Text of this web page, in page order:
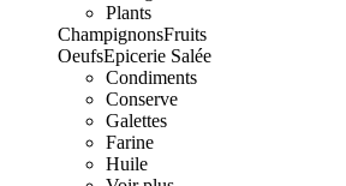
Plants
ChampignonsFruits
OeufsEpicerie Salée
Condiments
Conserve
Galettes
Farine
Huile